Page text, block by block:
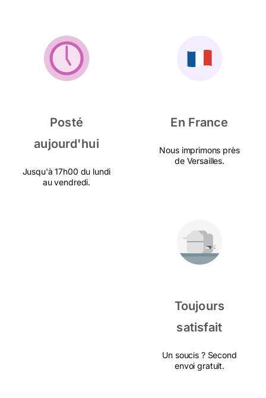
Posté
aujourd'hui
Jusqu'à 17h00 du lundi
au vendredi.
En France
Nous imprimons près
de Versailles.
Toujours
satisfait
Un soucis ? Second
envoi gratuit.